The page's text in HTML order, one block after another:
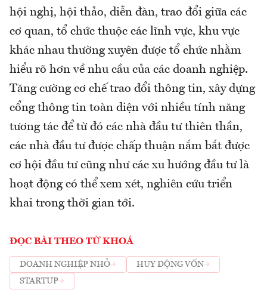
hội nghị, hội thảo, diễn đàn, trao đổi giữa các
cơ quan, tổ chức thuộc các lĩnh vực, khu vực
khác nhau thường xuyên được tổ chức nhằm
hiểu rõ hơn về nhu cầu của các doanh nghiệp.
Tăng cường cơ chế trao đổi thông tin, xây dựng
cổng thông tin toàn diện với nhiều tính năng
tương tác để từ đó các nhà đầu tư thiên thần,
các nhà đầu tư được chấp thuận nắm bắt được
cơ hội đầu tư cũng như các xu hướng đầu tư là
hoạt động có thể xem xét, nghiên cứu triển
khai trong thời gian tới.
ĐỌC BÀI THEO TỪ KHOÁ
DOANH NGHIỆP NHỎ
HUY ĐỘNG VỐN
STARTUP